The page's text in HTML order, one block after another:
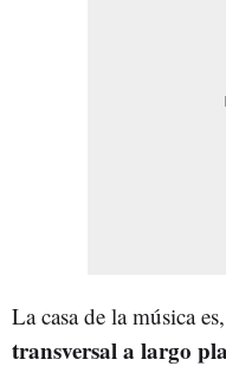
La casa de la música
transversal a largo